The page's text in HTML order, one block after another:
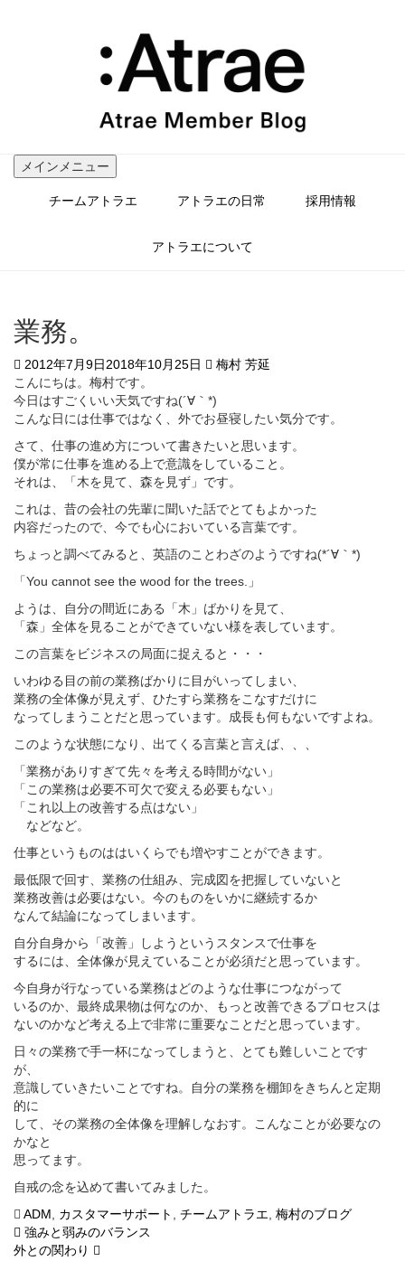
メインメニュー
チームアトラエ アトラエの日常 採用情報
アトラエについて
業務。
2012年7月9日2018年10月25日
梅村 芳延
こんにちは。梅村です。
今日はすごくいい天気ですね(´∀｀*)
こんな日には仕事ではなく、外でお昼寝したい気分です。
さて、仕事の進め方について書きたいと思います。
僕が常に仕事を進める上で意識をしていること。
それは、「木を見て、森を見ず」です。
これは、昔の会社の先輩に聞いた話でとてもよかった
内容だったので、今でも心においている言葉です。
ちょっと調べてみると、英語のことわざのようですね(*´∀｀*)
「You cannot see the wood for the trees.」
ようは、自分の間近にある「木」ばかりを見て、
「森」全体を見ることができていない様を表しています。
この言葉をビジネスの局面に捉えると・・・
いわゆる目の前の業務ばかりに目がいってしまい、
業務の全体像が見えず、ひたすら業務をこなすだけに
なってしまうことだと思っています。成長も何もないですよね。
このような状態になり、出てくる言葉と言えば、、、
「業務がありすぎて先々を考える時間がない」
「この業務は必要不可欠で変える必要もない」
「これ以上の改善する点はない」
などなど。
仕事というものははいくらでも増やすことができます。
最低限で回す、業務の仕組み、完成図を把握していないと
業務改善は必要はない。今のものをいかに継続するか
なんて結論になってしまいます。
自分自身から「改善」しようというスタンスで仕事を
するには、全体像が見えていることが必須だと思っています。
今自身が行なっている業務はどのような仕事につながって
いるのか、最終成果物は何なのか、もっと改善できるプロセスは
ないのかなど考える上で非常に重要なことだと思っています。
日々の業務で手一杯になってしまうと、とても難しいことです
が、
意識していきたいことですね。自分の業務を棚卸をきちんと定期
的に
して、その業務の全体像を理解しなおす。こんなことが必要なの
かなと
思ってます。
自戒の念を込めて書いてみました。
ADM
カスタマーサポート チームアトラエ 梅村のブログ
投
強みと弱みのバランス
外との関わり